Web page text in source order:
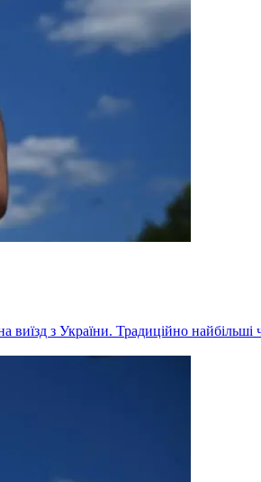
виїзд з України. Традиційно